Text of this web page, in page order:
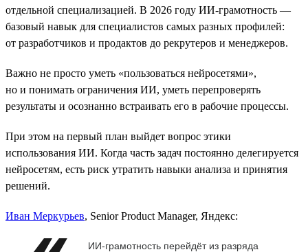
отдельной специализацией. В 2026 году ИИ-грамотность —
базовый навык для специалистов самых разных профилей:
от разработчиков и продактов до рекрутеров и менеджеров.
Важно не просто уметь «пользоваться нейросетями»,
но и понимать ограничения ИИ, уметь перепроверять
результаты и осознанно встраивать его в рабочие процессы.
При этом на первый план выйдет вопрос этики
использования ИИ. Когда часть задач постоянно делегируется
нейросетям, есть риск утратить навыки анализа и принятия
решений.
Иван Меркурьев, Senior Product Manager, Яндекс:
ИИ-грамотность перейдёт из разряда